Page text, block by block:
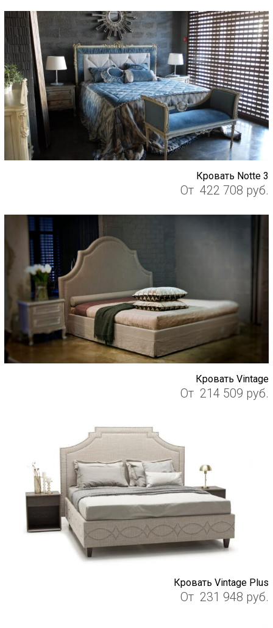
Кровать Notte 3
От 422 708 руб.
Кровать Vintage
От 214 509 руб.
Кровать Vintage Plus
От 231 948 руб.